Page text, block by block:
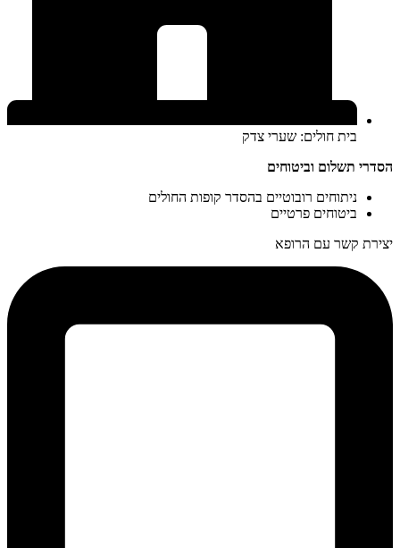
בית חולים: שערי צדק
הסדרי תשלום וביטוחים
ניתוחים רובוטיים בהסדר קופות החולים
ביטוחים פרטיים
יצירת קשר עם הרופא